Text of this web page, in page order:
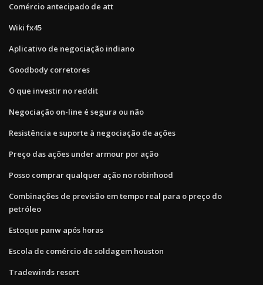
Comércio antecipado de att
Wiki fx45
Aplicativo de negociação indiano
Goodbody corretores
O que investir no reddit
Negociação on-line é segura ou não
Resistência e suporte à negociação de ações
Preço das ações under armour por ação
Posso comprar qualquer ação no robinhood
Combinações de previsão em tempo real para o preço do
petróleo
Estoque panw após horas
Escola de comércio de soldagem houston
Tradewinds resort